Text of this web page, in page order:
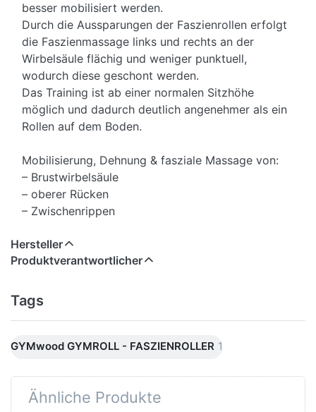
besser mobilisiert werden.
Durch die Aussparungen der Faszienrollen erfolgt
die Faszienmassage links und rechts an der
Wirbelsäule flächig und weniger punktuell,
wodurch diese geschont werden.
Das Training ist ab einer normalen Sitzhöhe
möglich und dadurch deutlich angenehmer als ein
Rollen auf dem Boden.
Mobilisierung, Dehnung & fasziale Massage von:
– Brustwirbelsäule
– oberer Rücken
– Zwischenrippen
Hersteller
Produktverantwortlicher
Tags
GYMwood GYMROLL - FASZIENROLLER 1
Ähnliche Produkte